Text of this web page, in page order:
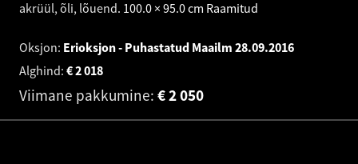
akrüül, õli, lõuend. 100.0 × 95.0 cm Raamitud
Oksjon: Erioksjon - Puhastatud Maailm 28.09.2016
Alghind:
2 018
€
Viimane pakkumine: 2 050
€